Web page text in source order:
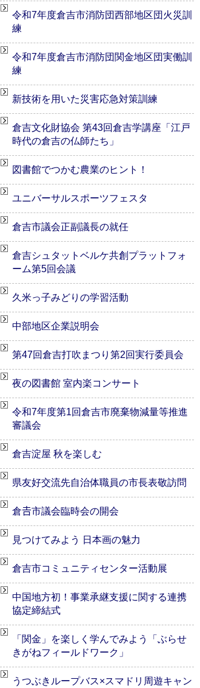
令和7年度倉吉市消防団西部地区団火災訓
練
令和7年度倉吉市消防団関金地区団実働訓
練
新技術を用いた災害応急対策訓練
倉吉文化財協会 第43回倉吉学講座「江戸
時代の倉吉の仏師たち」
図書館でつかむ農業のヒント！
ユニバーサルスポーツフェスタ
倉吉市議会正副議長の就任
倉吉シュタットベルケ共創プラットフォ
ーム第5回会議
久米っ子みどりの学習活動
中部地区企業説明会
第47回倉吉打吹まつり第2回実行委員会
夜の図書館 室内楽コンサート
令和7年度第1回倉吉市廃棄物減量等推進
審議会
倉吉淀屋 秋を楽しむ
県友好交流先自治体職員の市長表敬訪問
倉𠮷市議会臨時会の開会
見つけてみよう 日本画の魅力
倉吉市コミュニティセンター活動展
中国地方初！事業承継支援に関する連携
協定締結式
「関金」を楽しく学んでみよう「ぶらせ
きがねフィールドワーク」
うつぶきループバス×スマドリ周遊キャン